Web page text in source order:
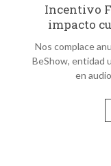
Incentivo
impacto
Nos complace
BeShow, entidad
en